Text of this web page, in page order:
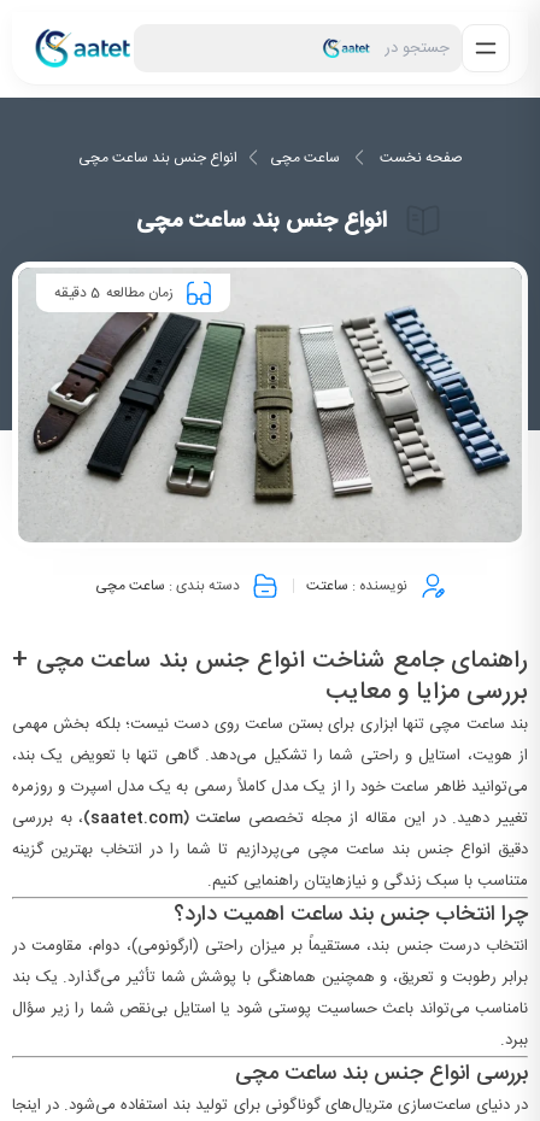
جستجو در
صفحه نخست ساعت مچی انواع جنس بند ساعت مچی
انواع جنس بند ساعت مچی
زمان مطالعه 5 دقیقه
نویسنده : ساعتت دسته بندی : ساعت مچی
راهنمای جامع شناخت انواع جنس بند ساعت مچی +
بررسی مزایا و معایب
بند ساعت مچی تنها ابزاری برای بستن ساعت روی دست نیست؛ بلکه بخش مهمی
از هویت، استایل و راحتی شما را تشکیل می‌دهد. گاهی تنها با تعویض یک بند،
می‌توانید ظاهر ساعت خود را از یک مدل کاملاً رسمی به یک مدل اسپرت و روزمره
تغییر دهید. در این مقاله از مجله تخصصی ساعتت (saatet.com
)، به بررسی
دقیق انواع جنس بند ساعت مچی می‌پردازیم تا شما را در انتخاب بهترین گزینه
متناسب با سبک زندگی و نیازهایتان راهنمایی کنیم.
چرا انتخاب جنس بند ساعت اهمیت دارد؟
انتخاب درست جنس بند، مستقیماً بر میزان راحتی (ارگونومی)، دوام، مقاومت در
برابر رطوبت و تعریق، و همچنین هماهنگی با پوشش شما تأثیر می‌گذارد. یک بند
نامناسب می‌تواند باعث حساسیت پوستی شود یا استایل بی‌نقص شما را زیر سؤال
ببرد.
بررسی انواع جنس بند ساعت مچی
در دنیای ساعت‌سازی متریال‌های گوناگونی برای تولید بند استفاده می‌شود. در اینجا